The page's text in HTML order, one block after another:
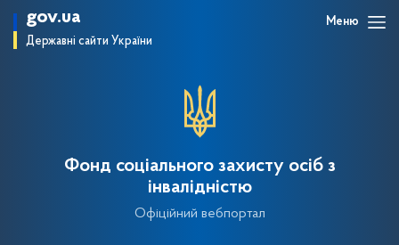
gov.ua
Державні сайти України
Меню
Фонд соціального захисту осіб з
інвалідністю
Офіційний вебпортал